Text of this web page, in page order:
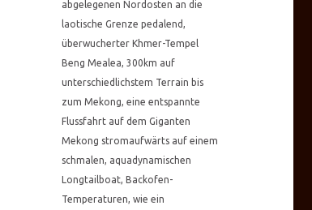
abgelegenen Nordosten an die
laotische Grenze pedalend,
überwucherter Khmer-Tempel
Beng Mealea, 300km auf
unterschiedlichstem Terrain bis
zum Mekong, eine entspannte
Flussfahrt auf dem Giganten
Mekong stromaufwärts auf einem
schmalen, aquadynamischen
Longtailboat, Backofen-
Temperaturen, wie ein